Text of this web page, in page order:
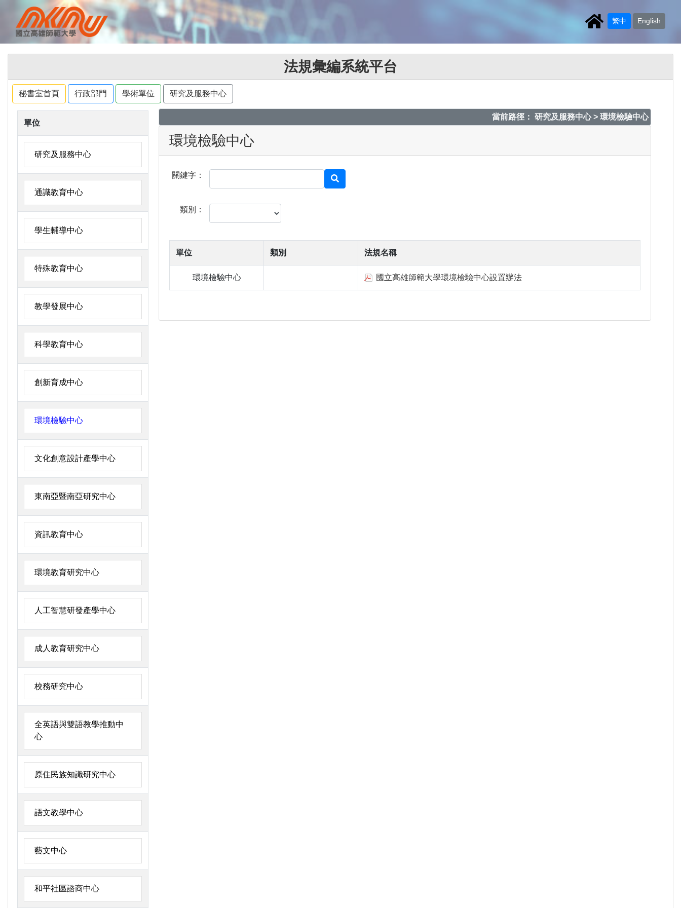
繁中 English
法規彙編系統平台
秘書室首頁 行政部門 學術單位 研究及服務中心
單位
研究及服務中心
通識教育中心
學生輔導中心
特殊教育中心
教學發展中心
科學教育中心
創新育成中心
環境檢驗中心
文化創意設計產學中心
東南亞暨南亞研究中心
資訊教育中心
環境教育研究中心
人工智慧研發產學中心
成人教育研究中心
校務研究中心
全英語與雙語教學推動中
心
原住民族知識研究中心
語文教學中心
藝文中心
和平社區諮商中心
當前路徑： 研究及服務中心 > 環境檢驗中心
環境檢驗中心
關鍵字：
類別：
單位 類別 法規名稱
環境檢驗中心 國立高雄師範大學環境檢驗中心設置辦法